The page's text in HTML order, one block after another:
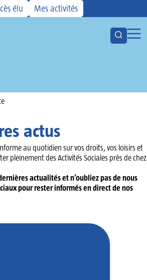
élu Mes activités
Ouvrir la
Agenda
actus
au quotidien sur vos droits, vos loisirs et
pleinement des Activités Sociales près de chez
actualités et n’oubliez pas de nous
pour rester informés en direct de nos